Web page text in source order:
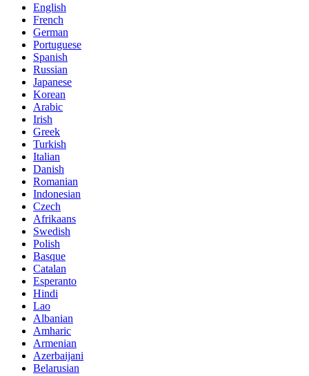
English
French
German
Portuguese
Spanish
Russian
Japanese
Korean
Arabic
Irish
Greek
Turkish
Italian
Danish
Romanian
Indonesian
Czech
Afrikaans
Swedish
Polish
Basque
Catalan
Esperanto
Hindi
Lao
Albanian
Amharic
Armenian
Azerbaijani
Belarusian